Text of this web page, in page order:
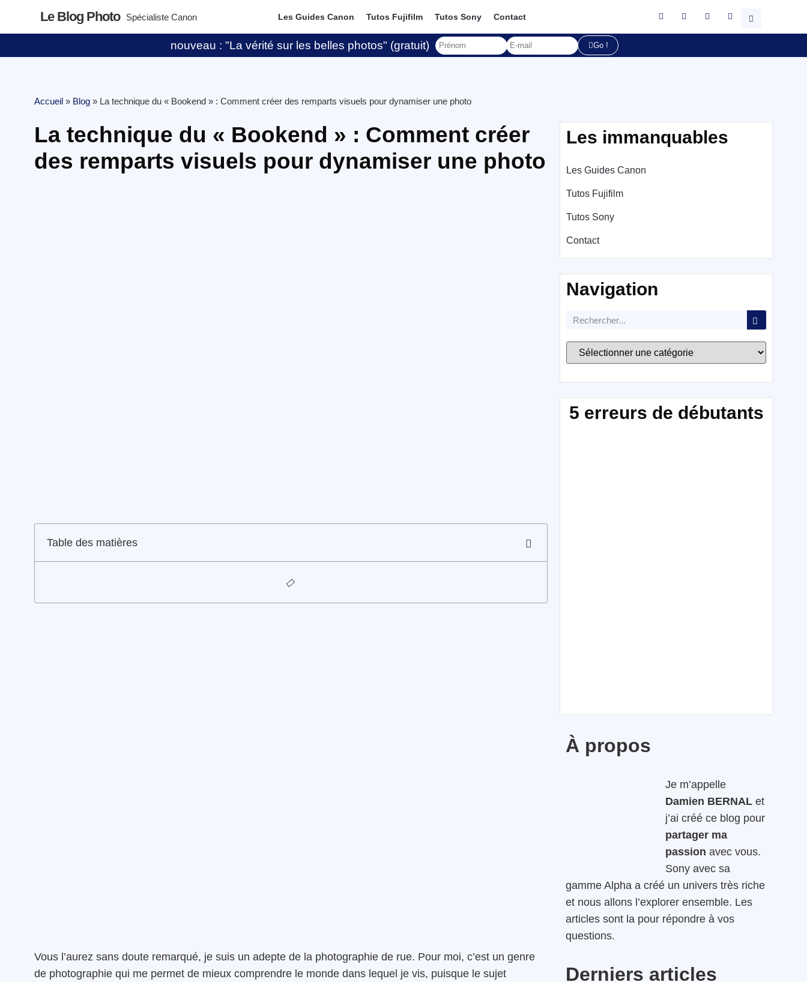
Le Blog Photo Spécialiste Canon Les Guides Canon Tutos Fujifilm Tutos Sony Contact
nouveau : "La vérité sur les belles photos" (gratuit) Go !
Accueil » Blog » La technique du « Bookend » : Comment créer des remparts visuels pour dynamiser une photo
La technique du « Bookend » : Comment créer
des remparts visuels pour dynamiser une photo
Table des matières
Vous l’aurez sans doute remarqué, je suis un adepte de la photographie de rue. Pour moi, c’est un genre
de photographie qui me permet de mieux comprendre le monde dans lequel je vis, puisque le sujet
Les immanquables
Les Guides Canon
Tutos Fujifilm
Tutos Sony
Contact
Navigation
5 erreurs de débutants
À propos
Je m’appelle
Damien BERNAL et
j’ai créé ce blog pour
partager ma
passion avec vous.
Sony avec sa
gamme Alpha a créé un univers très riche
et nous allons l’explorer ensemble. Les
articles sont la pour répondre à vos
questions.
Derniers articles